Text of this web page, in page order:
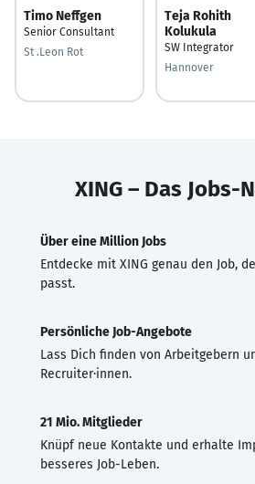
Timo Neffgen
Senior Consultant
St .Leon Rot
Teja Rohith
Kolukula
SW Integrator
Hannover
XING – Das Jobs-
Über eine Million Jobs
Entdecke mit XING genau den Job,
passt.
Persönliche Job-Angebote
Lass Dich finden von Arbeitgebern
Recruiter·innen.
21 Mio. Mitglieder
Knüpf neue Kontakte und erhalte
besseres Job-Leben.